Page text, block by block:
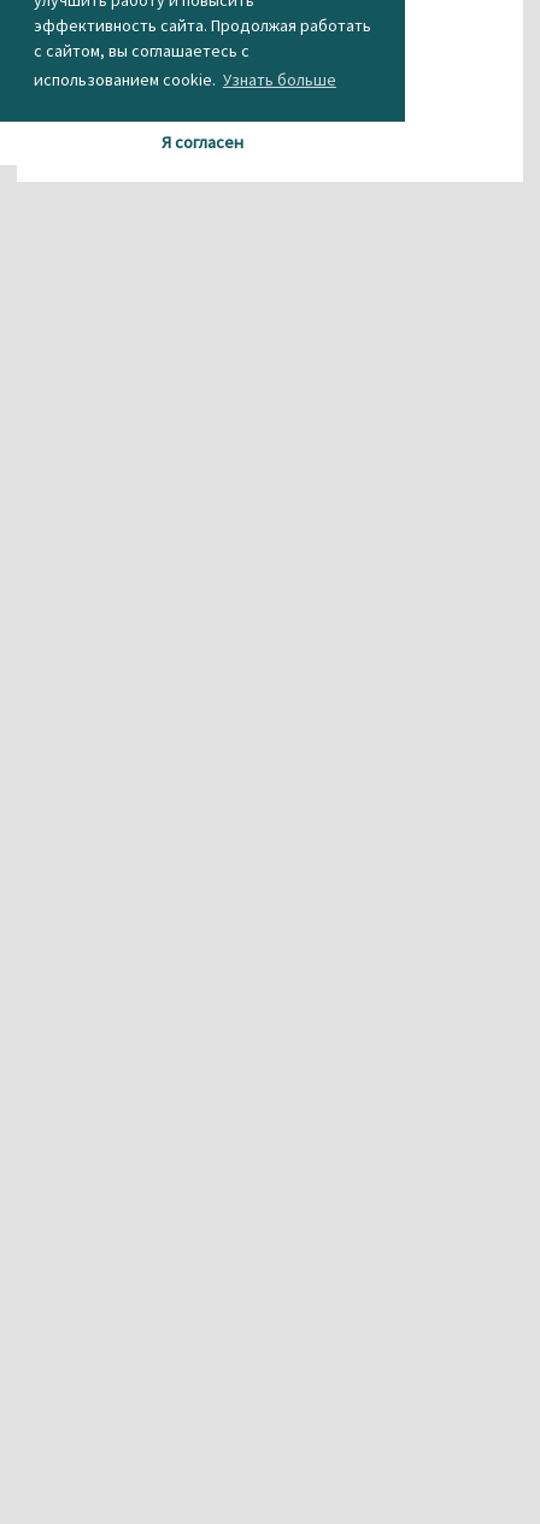
эффективность сайта. Продолжая работать
с сайтом, вы соглашаетесь с
использованием cookie. Узнать больше
Я согласен